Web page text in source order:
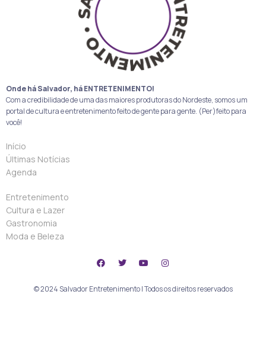
Onde há Salvador, há ENTRETENIMENTO!
Com a credibilidade de uma das maiores produtoras do Nordeste, somos um
portal de cultura e entretenimento feito de gente para gente. (Per)feito para
você!
Início
Últimas Notícias
Agenda
Entretenimento
Cultura e Lazer
Gastronomia
Moda e Beleza
© 2024 Salvador Entretenimento | Todos os direitos reservados